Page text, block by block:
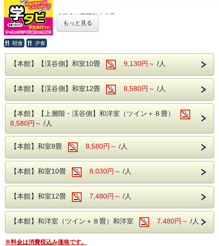
神経痛やリューマチへの効能がございます。
また、美肌の湯と呼ばれております。
・大滝の湯…アルカリ性単純温泉となっております。
神経痛や筋肉痛・疲労改善・健康増進・慢性婦
人病にも効果的！
これらがブレンドした温泉を堪能いただけます♪
大学生・専門学生必見
学生旅行に最適！
ゼミ旅行で！サークルで！クラブ活動で！合宿で！
気の合う仲間と記念旅行で思いっきり盛り上がろう！！
特定期間の平日(土曜・祝前日除く)に
になるプランですので、お誘い併せの上お申し込み下さい！
※土曜日・特定日を除く
１室2名利用：500円引き
１室3名利用：1,000円引き
１室5名様以上ご利用：2,000円引き
もっと見る
朝食 夕食
【本館】【渓谷側】和室10畳 9,130円～ /人
【本館】【渓谷側】和室12畳 8,580円～ /人
【本館】【上層階・渓谷側】和洋室（ツイン＋８畳）
8,580円～ /人
【本館】和室8畳 8,580円～ /人
【本館】和室10畳 8,030円～ /人
【本館】和室12畳 7,480円～ /人
【本館】和洋室（ツイン＋８畳）和洋室 7,480円～ /人
※料金は消費税込み価格です。